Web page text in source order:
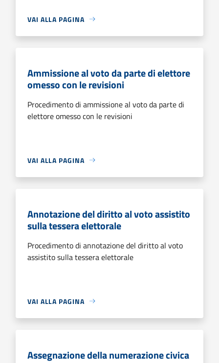
VAI ALLA PAGINA
Ammissione al voto da parte di elettore
omesso con le revisioni
Procedimento di ammissione al voto da parte di
elettore omesso con le revisioni
VAI ALLA PAGINA
Annotazione del diritto al voto assistito
sulla tessera elettorale
Procedimento di annotazione del diritto al voto
assistito sulla tessera elettorale
VAI ALLA PAGINA
Assegnazione della numerazione civica